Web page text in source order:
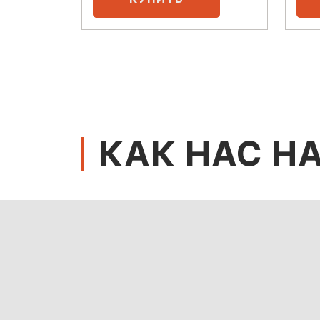
КАК НАС